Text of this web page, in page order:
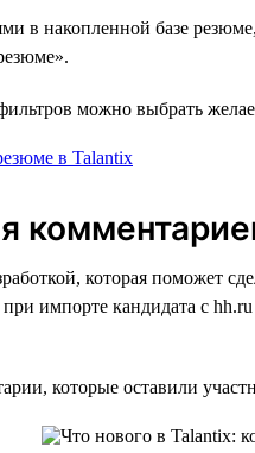
в накопленной базе
можно выбрать
в Talantix
которая поможет
импорте кандидата с
которые оставили